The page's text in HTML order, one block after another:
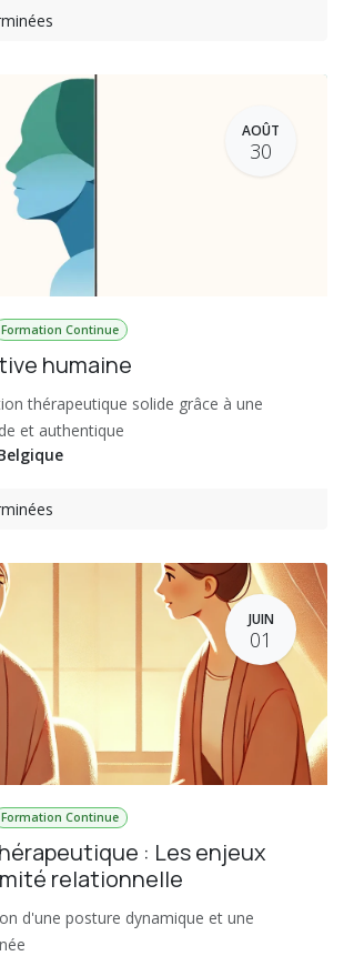
AOÛT
30
Formation Continue
humaine
thérapeutique solide grâce à une
et authentique
JUIN
01
Formation Continue
: Les enjeux
relationnelle
d'une posture dynamique et une